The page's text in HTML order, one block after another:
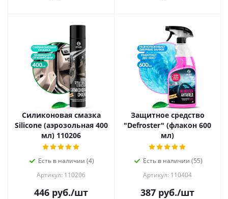
Силиконовая смазка
Silicone (аэрозольная 400
мл) 110206
Есть в наличии (4)
Артикул: 110206
446 руб./шт
Защитное средство
"Defroster" (флакон 600
мл)
Есть в наличии (55)
Артикул: 110404
387 руб./шт